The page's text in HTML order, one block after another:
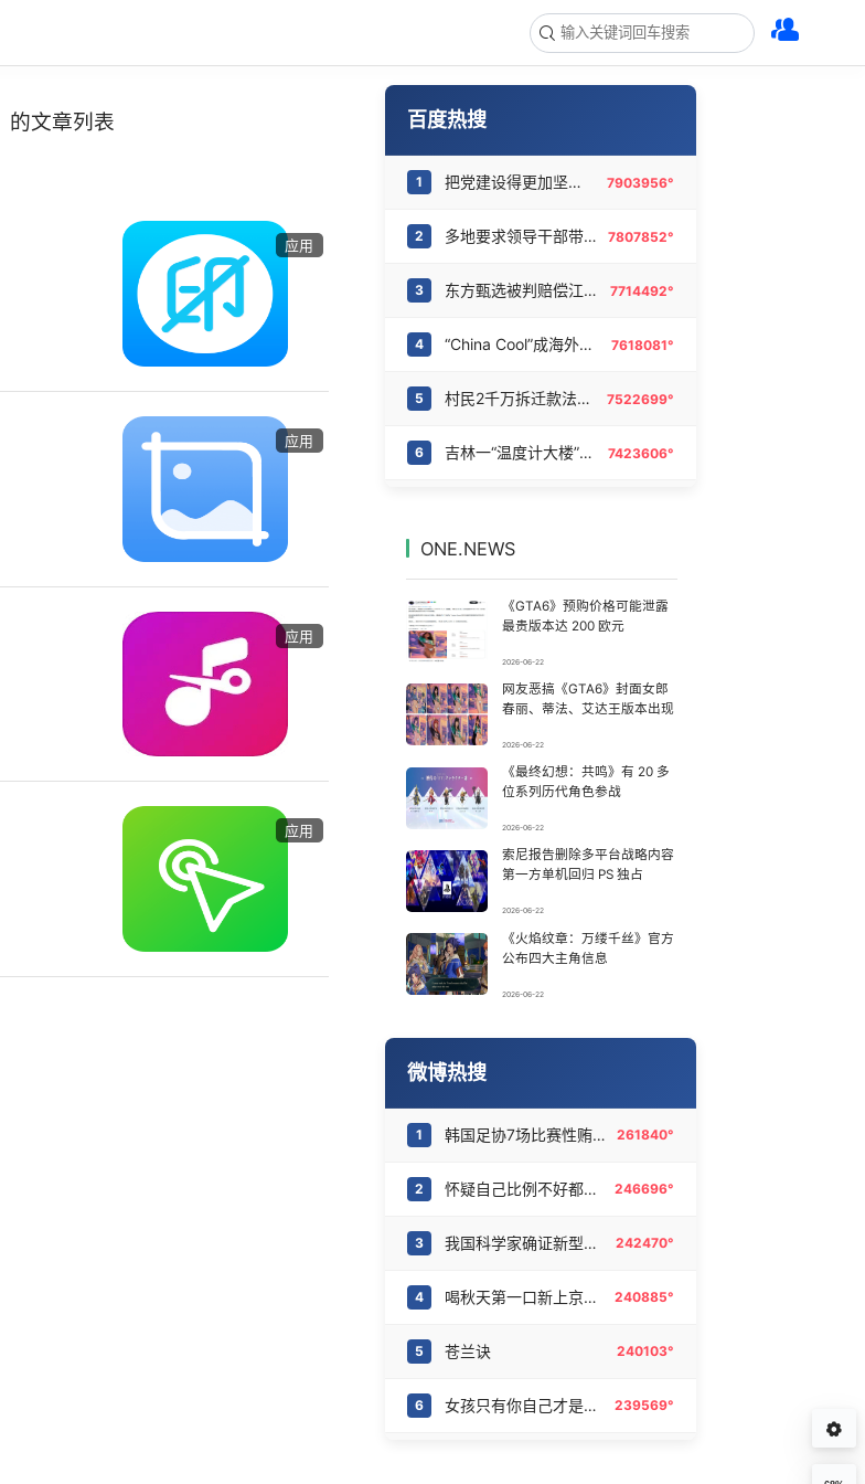
的文章列表
应用
应用
应用
应用
百度热搜
1 把党建设得更加坚强有力 7903956°
2 多地要求领导干部带头休假 7807852°
3 东方甄选被判赔偿江小白30万元 7714492°
4 “China Cool”成海外热词 7618081°
5 村民2千万拆迁款法院执行后仍拿不到 7522699°
6 吉林一“温度计大楼”读数爆表 7423606°
9 宇树科技 打新 7143973°
11
12 深圳地面沉降致车辆损坏系谣言 6852948°
13
14 逃生男子亲述被卖诈骗园区遭遇 6666792°
15 “中式天庭”AI视频海外爆火 6571139°
16
ONE.NEWS
《GTA6》预购价格可能泄露
最贵版本达 200 欧元
2026-06-22
网友恶搞《GTA6》封面女郎
春丽、蒂法、艾达王版本出现
2026-06-22
《最终幻想：共鸣》有 20 多
位系列历代角色参战
2026-06-22
索尼报告删除多平台战略内容
第一方单机回归 PS 独占
2026-06-22
《火焰纹章：万缕千丝》官方
公布四大主角信息
2026-06-22
微博热搜
1 韩国足协7场比赛性贿赂20名裁判 261840°
2 怀疑自己比例不好都没怀疑过镜子 246696°
3 我国科学家确证新型粒子胶球存在 242470°
4 喝秋天第一口新上京东外卖 240885°
5 苍兰诀 240103°
6 女孩只有你自己才是靠山 239569°